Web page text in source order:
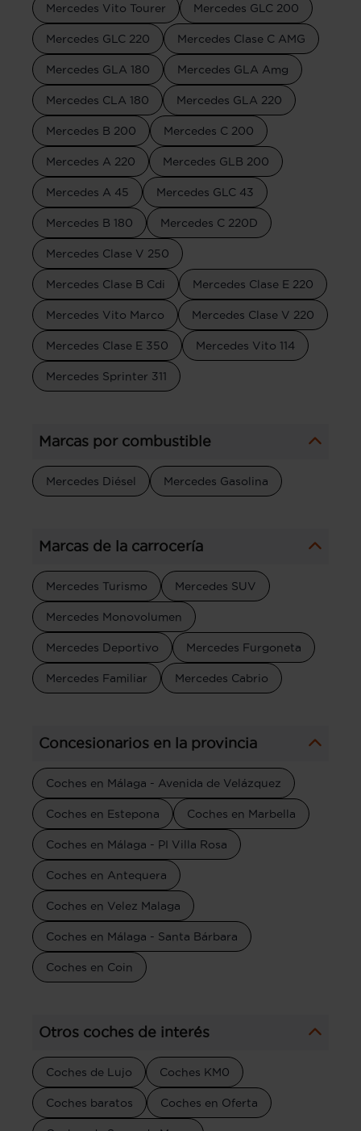
Mercedes Vito Tourer Mercedes GLC 200
Mercedes GLC 220 Mercedes Clase C AMG
Mercedes GLA 180 Mercedes GLA Amg
Mercedes CLA 180 Mercedes GLA 220
Mercedes B 200 Mercedes C 200
Mercedes A 220 Mercedes GLB 200
Mercedes A 45 Mercedes GLC 43
Mercedes B 180 Mercedes C 220D
Mercedes Clase V 250
Mercedes Clase B Cdi Mercedes Clase E 220
Mercedes Vito Marco Mercedes Clase V 220
Mercedes Clase E 350 Mercedes Vito 114
Mercedes Sprinter 311
Marcas por combustible
Mercedes Diésel Mercedes Gasolina
Marcas de la carrocería
Mercedes Turismo Mercedes SUV
Mercedes Monovolumen
Mercedes Deportivo Mercedes Furgoneta
Mercedes Familiar Mercedes Cabrio
Concesionarios en la provincia
Coches en Málaga - Avenida de Velázquez
Coches en Estepona Coches en Marbella
Coches en Málaga - PI Villa Rosa
Coches en Antequera
Coches en Velez Malaga
Coches en Málaga - Santa Bárbara
Coches en Coin
Otros coches de interés
Coches de Lujo Coches KM0
Coches baratos Coches en Oferta